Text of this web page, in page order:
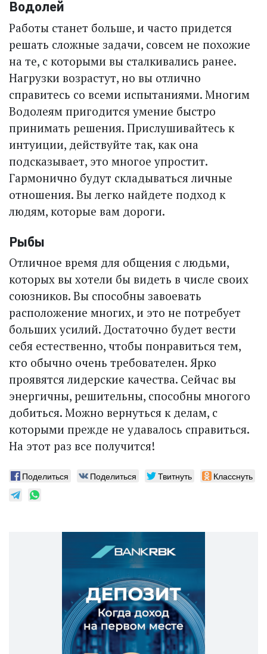
Водолей
Работы станет больше, и часто придется
решать сложные задачи, совсем не похожие
на те, с которыми вы сталкивались ранее.
Нагрузки возрастут, но вы отлично
справитесь со всеми испытаниями. Многим
Водолеям пригодится умение быстро
принимать решения. Прислушивайтесь к
интуиции, действуйте так, как она
подсказывает, это многое упростит.
Гармонично будут складываться личные
отношения. Вы легко найдете подход к
людям, которые вам дороги.
Рыбы
Отличное время для общения с людьми,
которых вы хотели бы видеть в числе своих
союзников. Вы способны завоевать
расположение многих, и это не потребует
больших усилий. Достаточно будет вести
себя естественно, чтобы понравиться тем,
кто обычно очень требователен. Ярко
проявятся лидерские качества. Сейчас вы
энергичны, решительны, способны многого
добиться. Можно вернуться к делам, с
которыми прежде не удавалось справиться.
На этот раз все получится!
Поделиться Поделиться Твитнуть Класснуть